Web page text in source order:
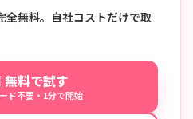
全無料。自社コストだけで取
料で試す
ド不要・1分で開始